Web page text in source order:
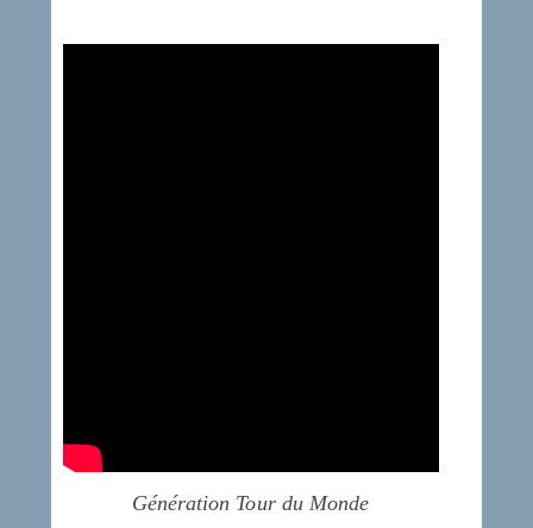
Génération Tour du Monde